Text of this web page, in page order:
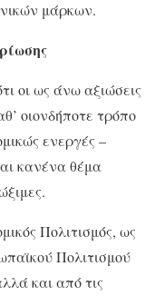
μάρκων.
οι ως άνω αξιώσεις
οιονδήποτε τρόπο
ενεργές –
κανένα θέμα
Πολιτισμός, ως
Πολιτισμού
και από τις